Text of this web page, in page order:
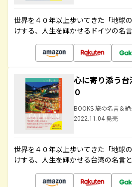
世界を４０年以上歩いてきた「地球
けする、人生を輝かせるドイツの名
心に寄り添う
０
BOOKS 旅の名言＆
2022.11.04 発売
世界を４０年以上歩いてきた「地球
けする、人生を輝かせる台湾の名言